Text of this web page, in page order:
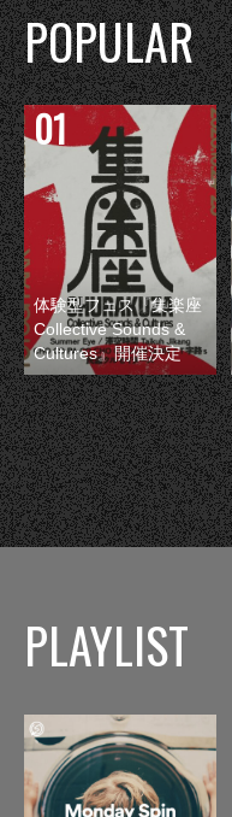
POPULAR
体験型フェス『集楽座
Collective Sounds &
Cultures』開催決定
PLAYLIST